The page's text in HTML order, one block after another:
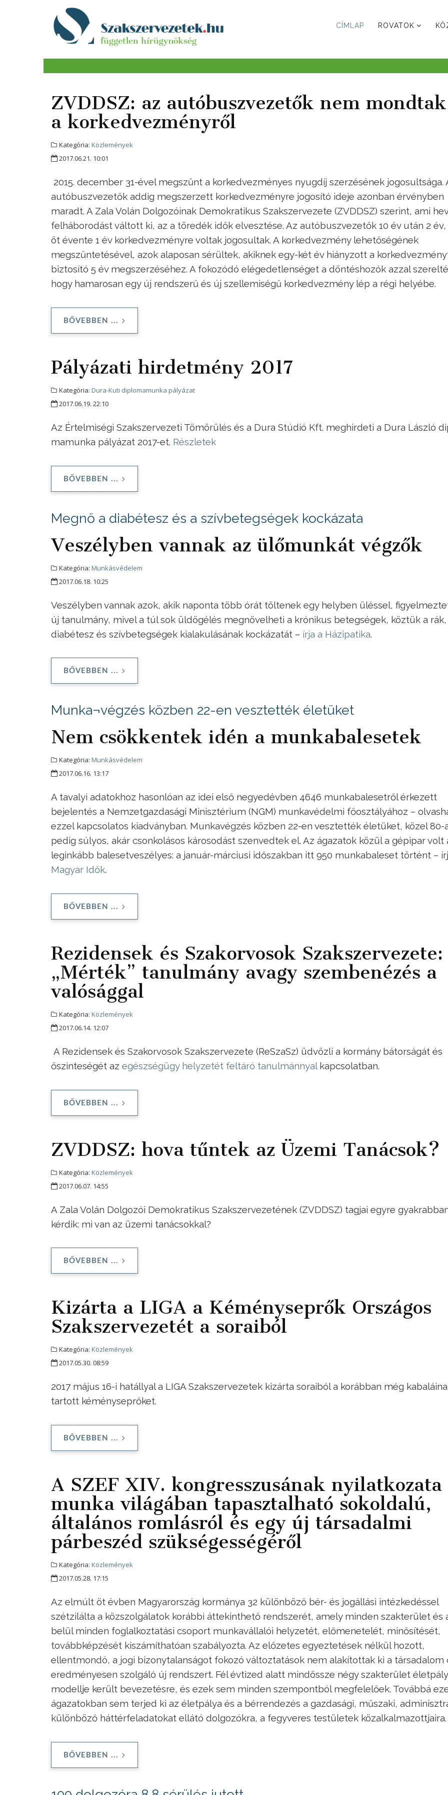
CÍMLAP ROVATOK
ZVDDSZ: az autóbuszvezetők nem
a korkedvezményről
Kategória: Közlemények
2017.06.21. 10:01
2015. december 31-ével megszűnt a korkedvezményes nyugdíj szerzésének jogosultsága.
autóbuszvezetők addig megszerzett korkedvezményre jogosító ideje azonban érvényben
maradt. A Zala Volán Dolgozóinak Demokratikus Szakszervezete (ZVDDSZ) szerint, ami
felháborodást váltott ki, az a töredék idők elvesztése. Az autóbuszvezetők 10 év után 2
öt évente 1 év korkedvezményre voltak jogosultak. A korkedvezmény lehetőségének
megszűntetésével, azok alaposan sérültek, akiknek egy-két év hiányzott a
biztosító 5 év megszerzéséhez. A fokozódó elégedetlenséget a döntéshozók azzal
hogy hamarosan egy új rendszerű és új szellemiségű korkedvezmény lép a régi helyébe.
BŐVEBBEN ...
Pályázati hirdetmény 2017
Kategória: Dura-Kuti diplomamunka pályázat
2017.06.19. 22:10
Az Ér­tel­mi­sé­gi Szak­szer­ve­ze­ti Tö­mö­rü­lés és a Du­ra Stú­dió Kft. meg­hir­de­ti a Du­ra Lász­ló
ma­mun­ka pá­lyá­zat 2017-et. Részletek
BŐVEBBEN ...
Megnő a diabétesz és a szívbetegségek kockázata
Veszélyben vannak az ülőmunkát végzők
Kategória: Munkásvédelem
2017.06.18. 10:25
Veszélyben vannak azok, akik naponta több órát töltenek egy helyben üléssel,
új tanulmány, mivel a túl sok üldögélés megnövelheti a krónikus betegségek, köztük a rák,
diabétesz és szívbetegségek kialakulásának kockázatát – írja a Házipatika.
BŐVEBBEN ...
Munka¬végzés közben 22-en vesztették életüket
Nem csökkentek idén a munkabalesetek
Kategória: Munkásvédelem
2017.06.16. 13:17
A tavalyi adatokhoz hasonlóan az idei első negyedévben 4646 munkabalesetről érkezett
bejelentés a Nemzetgazdasági Minisztérium (NGM) munkavédelmi főosztályához –
ezzel kapcsolatos kiadványban. Munka­végzés közben 22-en vesztették életüket, közel 80-
pedig súlyos, akár csonkolásos károsodást szenvedtek el. Az ágazatok közül a gépipar volt
leginkább balesetveszélyes: a január-márciusi időszakban itt 950 munkabaleset történt –
Magyar Idők.
BŐVEBBEN ...
Rezidensek és Szakorvosok Szakszervezete:
„Mérték” tanulmány avagy szembenézés a
valósággal
Kategória: Közlemények
2017.06.14. 12:07
A Rezidensek és Szakorvosok Szakszervezete (ReSzaSz) üdvözli a kormány bátorságát és
őszinteségét az egészségügy helyzetét feltáró tanulmánnyalkapcsolatban.
BŐVEBBEN ...
ZVDDSZ: hova tűntek az Üzemi Tanácsok?
Kategória: Közlemények
2017.06.07. 14:55
A Zala Volán Dolgozói Demokratikus Szakszervezetének (ZVDDSZ) tagjai egyre
kérdik: mi van az üzemi tanácsokkal?
BŐVEBBEN ...
Kizárta a LIGA a Kéményseprők Országos
Szakszervezetét a soraiból
Kategória: Közlemények
2017.05.30. 08:59
2017 május 16-i hatállyal a LIGA Szakszervezetek kizárta soraiból a korábban még
tartott kéményseprőket.
BŐVEBBEN ...
A SZEF XIV. kongresszusának nyilatkozata
munka világában tapasztalható sokoldalú,
általános romlásról és egy új társadalmi
párbeszéd szükségességéről
Kategória: Közlemények
2017.05.28. 17:15
Az elmúlt öt évben Magyarország kormánya 32 különböző bér- és jogállási intézkedéssel
szétzilálta a közszolgálatok korábbi áttekinthető rendszerét, amely minden szakterület és
belül minden foglalkoztatási csoport munkavállalói helyzetét, előmenetelét, minősítését,
továbbképzését kiszámíthatóan szabályozta. Az előzetes egyeztetések nélkül hozott,
ellentmondó, a jogi bizonytalanságot fokozó változtatások nem alakítottak ki a társadalom
eredményesen szolgáló új rendszert. Fél évtized alatt mindössze négy szakterület
modellje került bevezetésre, és ezek sem minden szempontból megfelelőek. Továbbá
ágazatokban sem terjed ki az életpálya és a bérrendezés a gazdasági, műszaki,
különböző háttérfeladatokat ellátó dolgozókra, a fegyveres testületek közalkalmazottjaira.
BŐVEBBEN ...